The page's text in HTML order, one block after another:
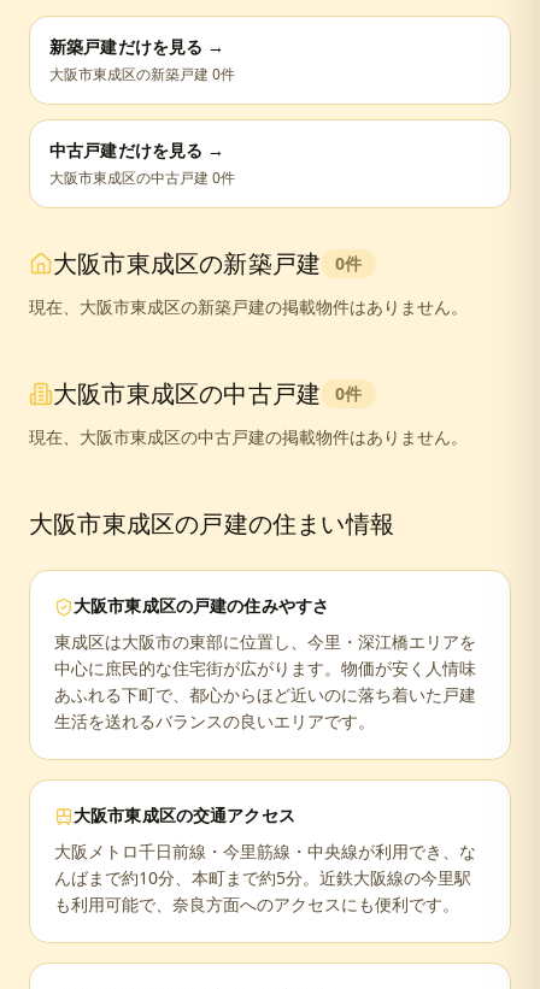
新築戸建だけを見る →
大阪市東成区の新築戸建0件
中古戸建だけを見る →
大阪市東成区の中古戸建0件
大阪市東成区の新築戸建 0件
現在、 大阪市東成区の新築戸建の掲載物件はありません。
大阪市東成区の中古戸建 0件
現在、 大阪市東成区の中古戸建の掲載物件はありません。
大阪市東成区の戸建の住まい情報
大阪市東成区の戸建の住みやすさ
東成区は大阪市の東部に位置し、今里・深江橋エリアを
中心に庶民的な住宅街が広がります。物価が安く人情味
あふれる下町で、都心からほど近いのに落ち着いた戸建
生活を送れるバランスの良いエリアです。
大阪市東成区の交通アクセス
大阪メトロ千日前線・今里筋線・中央線が利用でき、な
んばまで約10分、本町まで約5分。近鉄大阪線の今里駅
も利用可能で、奈良方面へのアクセスにも便利です。